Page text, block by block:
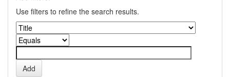
Use filters to refine the search results.